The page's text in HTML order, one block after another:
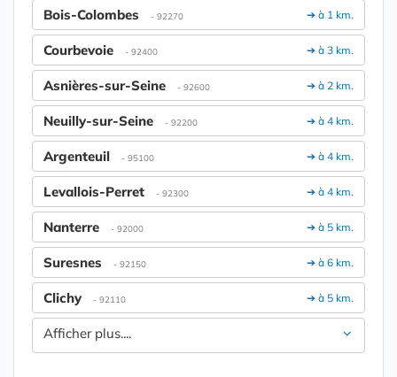
➔ à 1 km.
Bois-Colombes - 92270
➔ à 3 km.
Courbevoie - 92400
➔ à 2 km.
Asnières-sur-Seine - 92600
➔ à 4 km.
Neuilly-sur-Seine - 92200
➔ à 4 km.
Argenteuil - 95100
➔ à 4 km.
Levallois-Perret - 92300
➔ à 5 km.
Nanterre - 92000
➔ à 6 km.
Suresnes - 92150
➔ à 5 km.
Clichy - 92110
Afficher plus....